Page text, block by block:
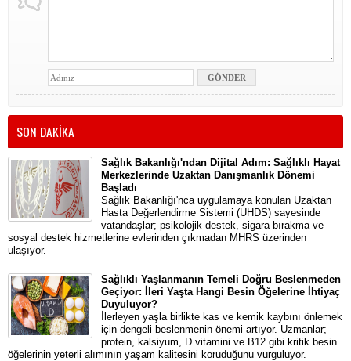
SON DAKİKA
Sağlık Bakanlığı'ndan Dijital Adım: Sağlıklı Hayat
Merkezlerinde Uzaktan Danışmanlık Dönemi
Başladı
Sağlık Bakanlığı'nca uygulamaya konulan Uzaktan
Hasta Değerlendirme Sistemi (UHDS) sayesinde
vatandaşlar; psikolojik destek, sigara bırakma ve
sosyal destek hizmetlerine evlerinden çıkmadan MHRS üzerinden
ulaşıyor.
Sağlıklı Yaşlanmanın Temeli Doğru Beslenmeden
Geçiyor: İleri Yaşta Hangi Besin Öğelerine İhtiyaç
Duyuluyor?
İlerleyen yaşla birlikte kas ve kemik kaybını önlemek
için dengeli beslenmenin önemi artıyor. Uzmanlar;
protein, kalsiyum, D vitamini ve B12 gibi kritik besin
öğelerinin yeterli alımının yaşam kalitesini koruduğunu vurguluyor.